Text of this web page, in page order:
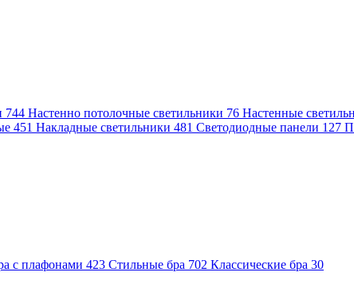
744 Настенно потолочные светильники 76 Настенные
451 Накладные светильники 481 Светодиодные панели 127
с плафонами 423 Стильные бра 702 Классические бра 30